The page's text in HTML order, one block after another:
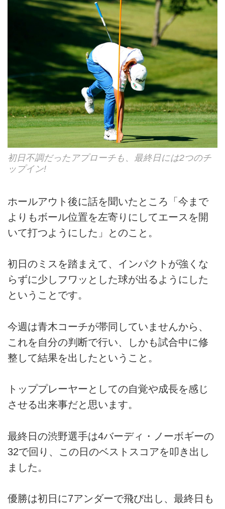
初日不調だったアプローチも、最終日には2つのチ
ップイン!
ホールアウト後に話を聞いたところ「今まで
よりもボール位置を左寄りにしてエースを開
いて打つようにした」とのこと。
初日のミスを踏まえて、インパクトが強くな
らずに少しフワッとした球が出るようにした
ということです。
今週は青木コーチが帯同していませんから、
これを自分の判断で行い、しかも試合中に修
整して結果を出したということ。
トッププレーヤーとしての自覚や成長を感じ
させる出来事だと思います。
最終日の渋野選手は4バーディ・ノーボギーの
32で回り、この日のベストスコアを叩き出し
ました。
優勝は初日に7アンダーで飛び出し、最終日も